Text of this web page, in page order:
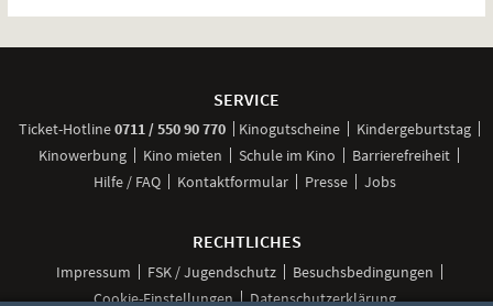
SERVICE
Ticket-Hotline0711 / 550 90 770anrufen
Kinogutscheine
Kindergeburtstag
Kinowerbung
Kino mieten Schule im Kino
Barrierefreiheit
Hilfe / FAQ
Kontaktformular Presse Jobs
RECHTLICHES
Impressum FSK / Jugendschutz
Besuchsbedingungen
Cookie-Einstellungen
Datenschutzerklärung